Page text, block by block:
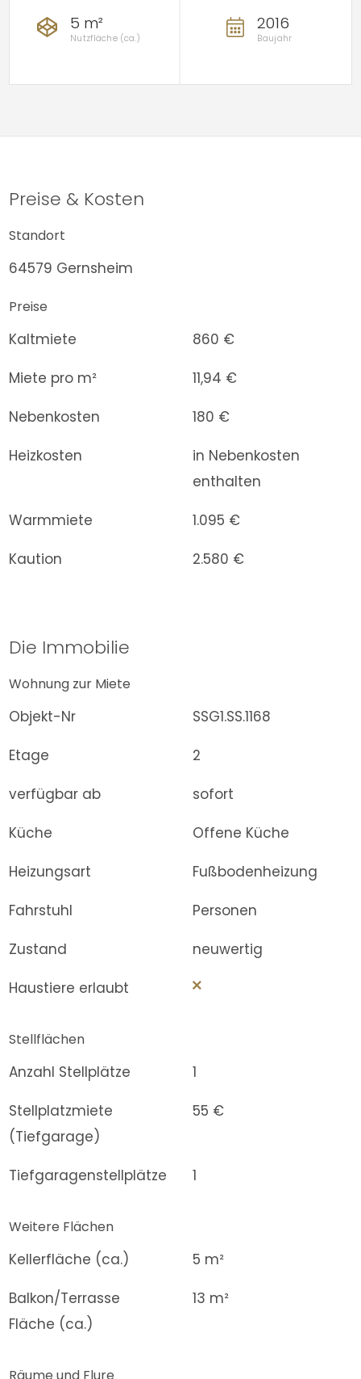
5 m²
Nutzfläche (ca.)
2016
Baujahr
Preise & Kosten
Standort
64579 Gernsheim
Preise
Kaltmiete
860 €
Miete pro m²
11,94 €
Nebenkosten
180 €
Heizkosten
in Nebenkosten
enthalten
Warmmiete
1.095 €
Kaution
2.580 €
Die Immobilie
Wohnung zur Miete
Objekt-Nr
SSG1.SS.1168
Etage
2
verfügbar ab
sofort
Küche
Offene Küche
Heizungsart
Fußbodenheizung
Fahrstuhl
Personen
Zustand
neuwertig
Haustiere erlaubt
Stellflächen
Anzahl Stellplätze
1
Stellplatzmiete
(Tiefgarage)
55 €
Tiefgaragenstellplätze 1
Weitere Flächen
Kellerfläche (ca.)
5 m²
Balkon/Terrasse
Fläche (ca.)
13 m²